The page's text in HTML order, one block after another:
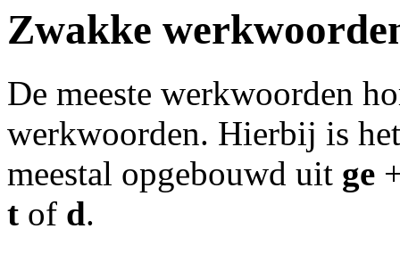
Zwakke
De meeste werkwoorden
werkwoorden. Hierbij is
meestal opgebouwd uit ge
t of d.